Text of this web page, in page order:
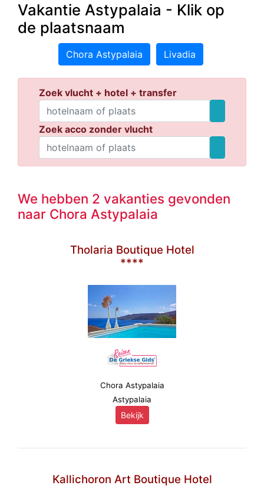
Vakantie Astypalaia - Klik op
de plaatsnaam
Chora Astypalaia Livadia
Zoek vlucht + hotel + transfer
Zoek acco zonder vlucht
We hebben 2 vakanties gevonden
naar Chora Astypalaia
Tholaria Boutique Hotel
****
Chora Astypalaia
Astypalaia
Bekijk
Kallichoron Art Boutique Hotel